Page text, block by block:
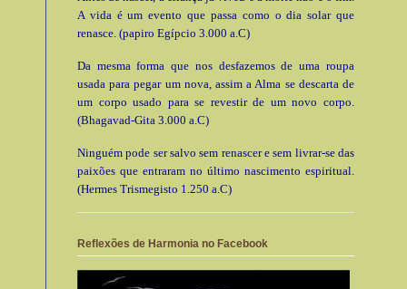
A vida é um evento que passa como o dia solar que
renasce. (papiro Egípcio 3.000 a.C)
Da mesma forma que nos desfazemos de uma roupa
usada para pegar um nova, assim a Alma se descarta de
um corpo usado para se revestir de um novo corpo.
(Bhagavad-Gita 3.000 a.C)
Ninguém pode ser salvo sem renascer e sem livrar-se das
paixões que entraram no último nascimento espiritual.
(Hermes Trismegisto 1.250 a.C)
Reflexões de Harmonia no Facebook